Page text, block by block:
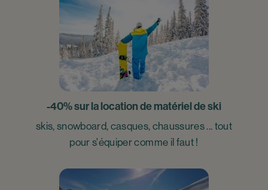
-40% sur la location de matériel de ski
skis, snowboard, casques, chaussures ... tout
pour s'équiper comme il faut !